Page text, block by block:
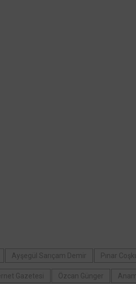
Ayşegül Sarıçam Demir Pınar
Gazetesi Özcan Günger